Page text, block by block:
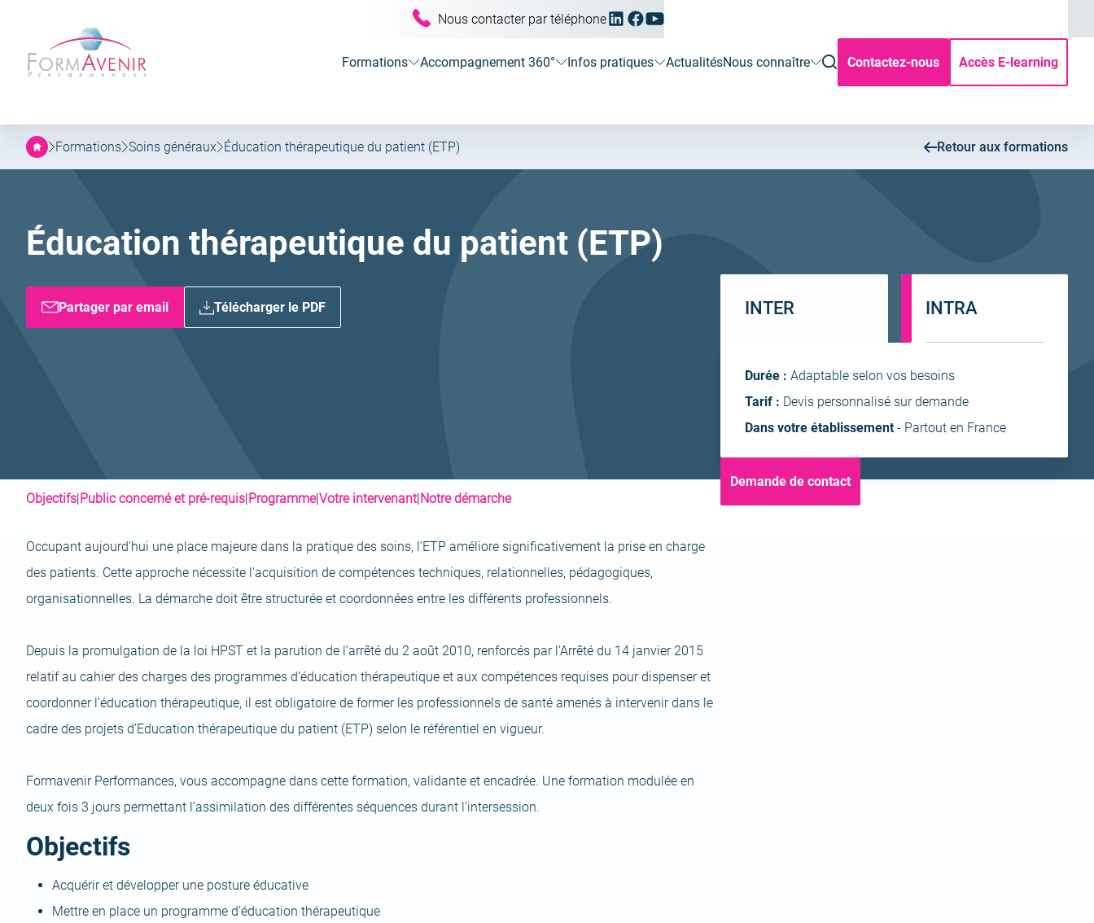
menu
principal
contenu
Formavenir
Performances
Nous contacter par téléphone
Linkedin
(ouvrir
vers
nouvel
Facebook
(ouvrir
vers
nouvel
Youtube
un
nouvel
Formations Accompagnement 360° Infos pratiques ActualitésNous connaître
ouvrirContactez-nous Accès E-learning
Formations Soins généraux Éducation thérapeutique du patient (ETP) Retour aux formations
Éducation thérapeutique du patient (ETP)
Partager par email Télécharger le PDF
Objectifs|Public concerné et pré-requis|Programme|Votre intervenant|Notre démarche
Occupant aujourd’hui une place majeure dans la pratique des soins, l’ETP améliore significativement la prise en charge
des patients. Cette approche nécessite l’acquisition de compétences techniques, relationnelles, pédagogiques,
organisationnelles. La démarche doit être structurée et coordonnées entre les différents professionnels.
Depuis la promulgation de la loi HPST et la parution de l’arrêté du 2 août 2010, renforcés par l’Arrêté du 14 janvier 2015
relatif au cahier des charges des programmes d’éducation thérapeutique et aux compétences requises pour dispenser et
coordonner l’éducation thérapeutique, il est obligatoire de former les professionnels de santé amenés à intervenir dans le
cadre des projets d’Education thérapeutique du patient (ETP) selon le référentiel en vigueur.
Formavenir Performances, vous accompagne dans cette formation, validante et encadrée. Une formation modulée en
deux fois 3 jours permettant l’assimilation des différentes séquences durant l’intersession.
Objectifs
Acquérir et développer une posture éducative
Mettre en place un programme d’éducation thérapeutique
INTER INTRA
IntraDurée :Adaptable selon vos besoins
Tarif : Devis personnalisé sur demande
Dans votre établissement- Partout en France
Demande de contact